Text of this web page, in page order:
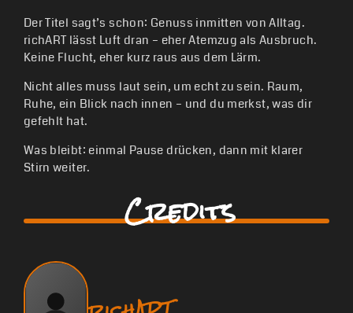
Der Titel sagt’s schon: Genuss inmitten von Alltag.
richART lässt Luft dran – eher Atemzug als Ausbruch.
Keine Flucht, eher kurz raus aus dem Lärm.
Nicht alles muss laut sein, um echt zu sein. Raum,
Ruhe, ein Blick nach innen – und du merkst, was dir
gefehlt hat.
Was bleibt: einmal Pause drücken, dann mit klarer
Stirn weiter.
Credits